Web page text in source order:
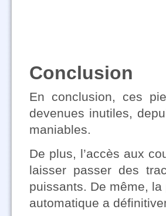
Conclusion
En conclusion, ces
devenues inutiles,
maniables.
De plus, l’accès aux
laisser passer des
puissants. De même,
automatique a